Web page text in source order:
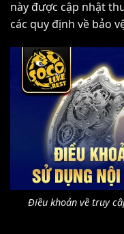
này được cập nhật
các quy định về bảo
Điều khoản về truy